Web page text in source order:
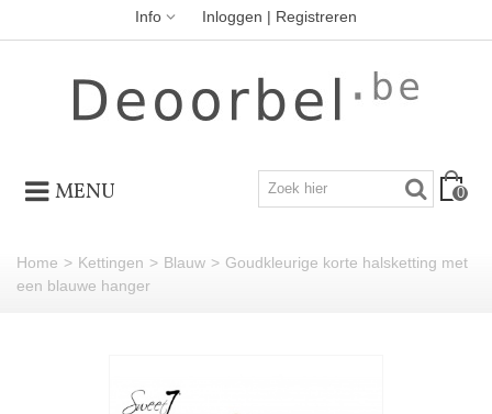
Info Inloggen | Registreren
MENU 0
Home > Kettingen > Blauw > Goudkleurige korte halsketting met
een blauwe hanger